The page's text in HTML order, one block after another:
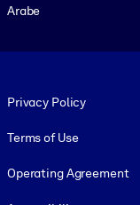
Arabe
Privacy Policy
Terms of Use
Operating Agreement